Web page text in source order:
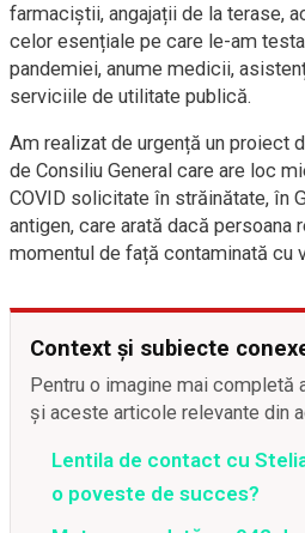
farmaciștii, angajații de la terase,
celor esențiale pe care le-am
pandemiei, anume medicii,
serviciile de utilitate publică.
Am realizat de urgență un proiect
de Consiliu General care are loc
COVID solicitate în străinătate, în
antigen, care arată dacă persoana
momentul de față contaminată cu
Context și subiecte
Pentru o imagine mai completă
și aceste articole relevante din
Lentila de contact cu
o poveste de succes?